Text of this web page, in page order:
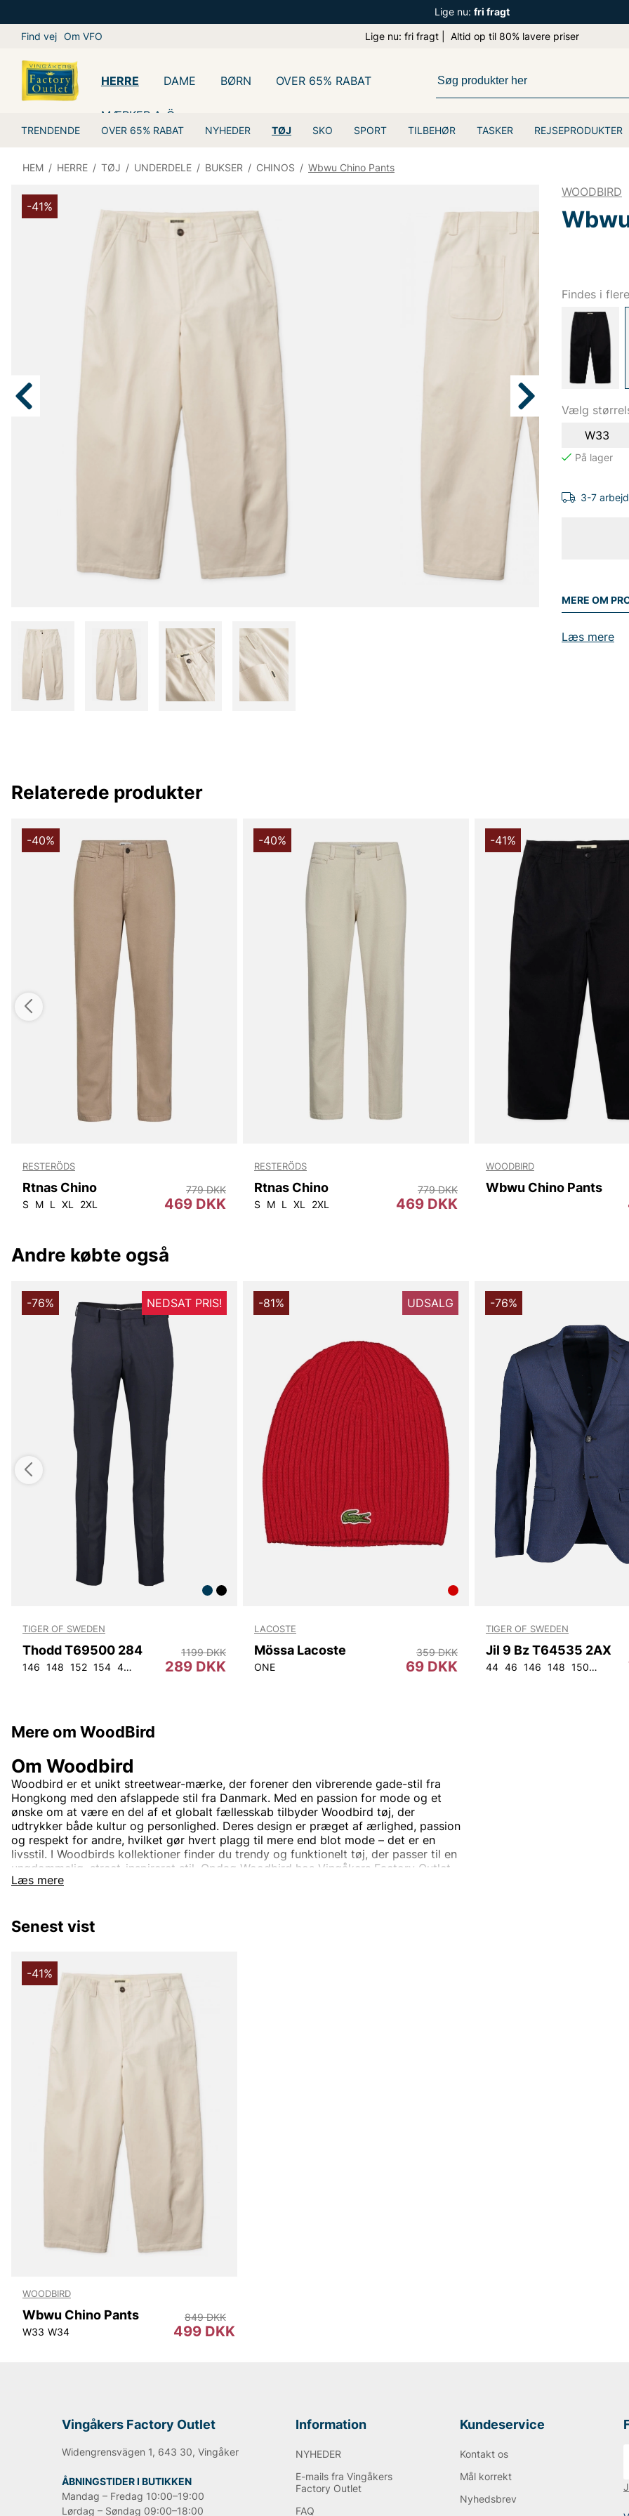
Lige nu: fri fragt
Find vej Om VFO Lige nu: fri fragt | Altid op til 80% lavere priser
HERRE
TRENDENDE OVER 65% RABAT NYHEDER TØJ SKO SPORT TILBEHØR TASKER REJSEPRODUKTER
DAME BØRN OVER 65% RABAT
MÆRKER A-Ö
HEM / HERRE / TØJ / UNDERDELE / BUKSER / CHINOS / Wbwu Chino Pants
-41%
WOODBIRD
Findes i
Vælg
W33
3-7
MERE OM
Læs mere
Relaterede produkter
-40%
RESTERÖDS
Rtnas Chino
S M L XL 2XL 469 DKK
779 DKK
-40%
RESTERÖDS
Rtnas Chino
S M L XL 2XL 469 DKK
779 DKK
-41%
WOODBIRD
Wbwu Chino Pants
Andre købte også
-76% NEDSAT PRIS!
TIGER OF SWEDEN
Thodd T69500 284
146 148 152 154 44 48 50 52 54 92 104
289 DKK
1199 DKK
-81% UDSALG
LACOSTE
Mössa Lacoste
ONE 69 DKK
359 DKK
-76%
TIGER OF SWEDEN
Jil 9 Bz T64535 2AX
44 46 146 148 150 152
Mere om WoodBird
Læs mere
Om Woodbird
Woodbird er et unikt streetwear-mærke, der forener den vibrerende gade-stil fra
Hongkong med den afslappede stil fra Danmark. Med en passion for mode og et
ønske om at være en del af et globalt fællesskab tilbyder Woodbird tøj, der
udtrykker både kultur og personlighed. Deres design er præget af ærlighed, passion
og respekt for andre, hvilket gør hvert plagg til mere end blot mode – det er en
livsstil. I Woodbirds kollektioner finder du trendy og funktionelt tøj, der passer til en
ungdommelig, street-inspireret stil. Opdag Woodbird hos Vingåkers Factory Outlet –
for den moderne og passionerede modeelsker.
Senest vist
-41%
WOODBIRD
Wbwu Chino Pants
W33 W34 499 DKK
849 DKK
Vingåkers Factory Outlet
Widengrensvägen 1, 643 30, Vingåker
ÅBNINGSTIDER I BUTIKKEN
Mandag – Fredag 10:00–19:00
Lørdag – Søndag 09:00–18:00
Information
NYHEDER
E-mails fra Vingåkers
Factory Outlet
FAQ
Kundeservice
Kontakt os
Mål korrekt
Nyhedsbrev